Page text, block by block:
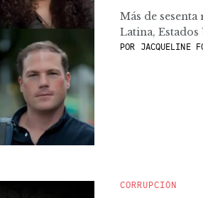
Más de
Latina,
POR JACQUELINE
CORRUPCIÓN